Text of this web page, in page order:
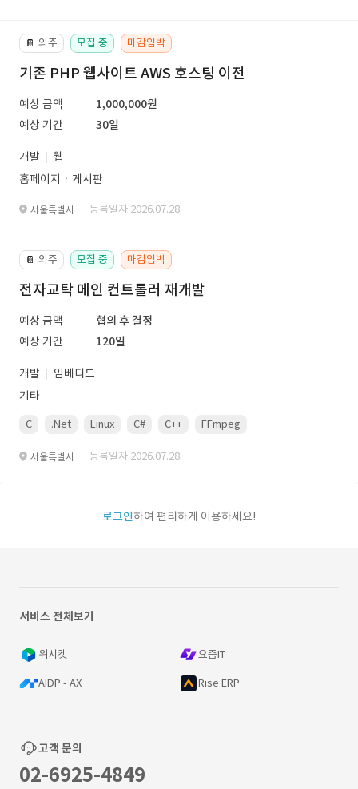
📔 외주 모집 중 마감임박
기존 PHP 웹사이트 AWS 호스팅 이전
예상 금액
1,000,000원
예상 기간
30일
개발
웹
홈페이지ㆍ게시판
서울특별시 · 등록일자 2026.07.28.
📔 외주 모집 중 마감임박
전자교탁 메인 컨트롤러 재개발
예상 금액
협의 후 결정
예상 기간
120일
개발
임베디드
기타
C .Net Linux C# C++ FFmpeg
서울특별시 · 등록일자 2026.07.28.
로그인하여 편리하게 이용하세요!
서비스 전체보기
위시켓 요즘IT
AIDP - AX Rise ERP
고객 문의
02-6925-4849